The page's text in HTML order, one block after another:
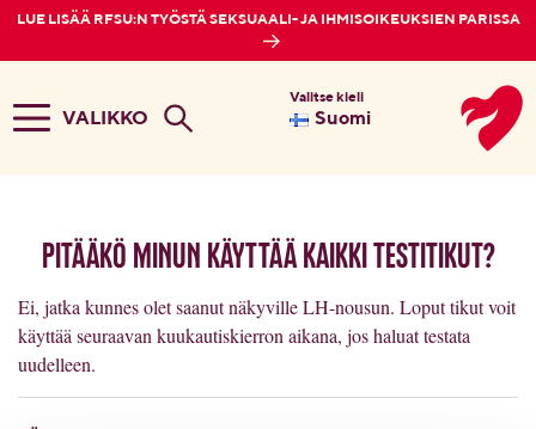
LUE LISÄÄ RFSU:N TYÖSTÄ SEKSUAALI- JA IHMISOIKEUKSIEN PARISSA
VALIKKO
Valitse kieli
Suomi
Pitääkö minun käyttää kaikki testitikut?
Ei, jatka kunnes olet saanut näkyville LH-nousun. Loput tikut voit
käyttää seuraavan kuukautiskierron aikana, jos haluat testata
uudelleen.